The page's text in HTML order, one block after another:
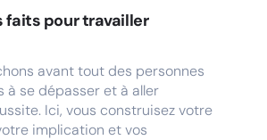
faits pour travailler
avant tout des personnes
à se dépasser et à aller
Ici, vous construisez votre
implication et vos